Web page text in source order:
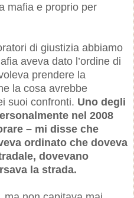
mafia e proprio per
di giustizia abbiamo
aveva dato l’ordine di
prendere la
la cosa avrebbe
suoi confronti. Uno degli
nel 2008
– mi disse che
ordinato che doveva
dovevano
la strada.